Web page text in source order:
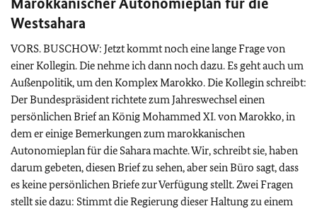
Westsahara
VORS. BUSCHOW: Jetzt kommt noch eine lange Frage von
einer Kollegin. Die nehme ich dann noch dazu. Es geht auch um
Außenpolitik, um den Komplex Marokko. Die Kollegin schreibt:
Der Bundespräsident richtete zum Jahreswechsel einen
persönlichen Brief an König Mohammed XI. von Marokko, in
dem er einige Bemerkungen zum marokkanischen
Autonomieplan für die Sahara machte. Wir, schreibt sie, haben
darum gebeten, diesen Brief zu sehen, aber sein Büro sagt, dass
es keine persönlichen Briefe zur Verfügung stellt. Zwei Fragen
stellt sie dazu: Stimmt die Regierung dieser Haltung zu einem